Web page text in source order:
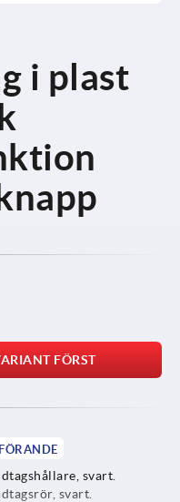
i plast
FÖRST
svart.
svart.